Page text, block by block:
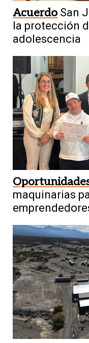
Acuerdo San
la protección
adolescencia
maquinarias